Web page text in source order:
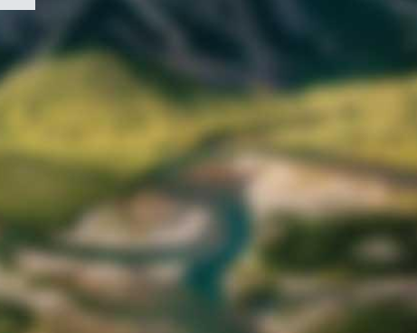
gouvernement
du